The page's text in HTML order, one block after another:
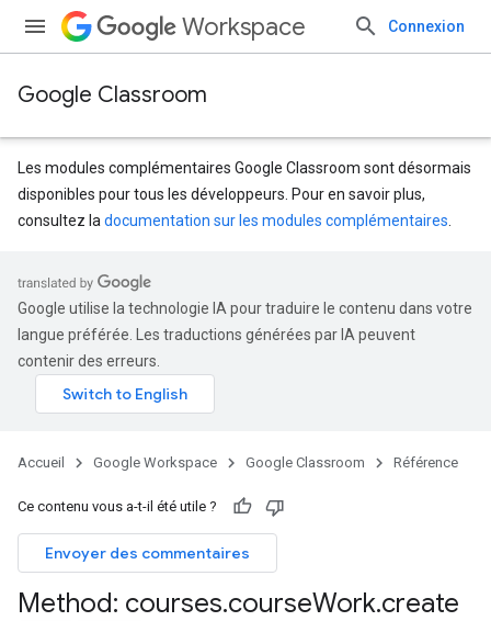
Workspace Connexion
Google Classroom
Les modules complémentaires Google Classroom sont désormais
disponibles pour tous les développeurs. Pour en savoir plus,
consultez la documentation sur les modules complémentaires
Google utilise la technologie IA pour traduire le contenu dans votre
langue préférée. Les traductions générées par IA peuvent
contenir des erreurs.
Accueil Google Workspace Google Classroom Référence
Ce contenu vous a-t-il été utile ?
Envoyer des commentaires
Method: courses.courseWork.create